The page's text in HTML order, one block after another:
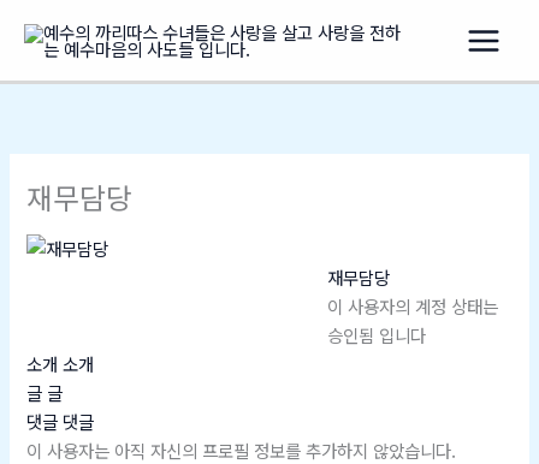
너
재무담당
재무담당
이 사용자의 계정 상태는
승인됨 입니다
소개 소개
글 글
댓글 댓글
이 사용자는 아직 자신의 프로필 정보를 추가하지 않았습니다.